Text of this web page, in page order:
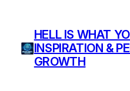
HELL IS WHAT
INSPIRATION &
GROWTH